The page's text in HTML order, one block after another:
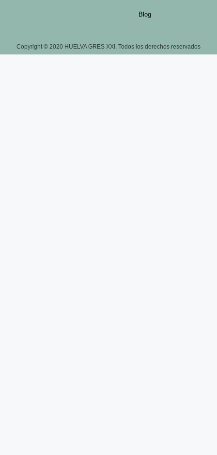
Blog
Copyright © 2020 HUELVA GRES XXI. Todos los derechos reservados